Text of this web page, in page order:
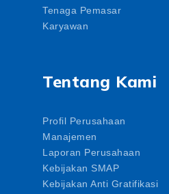
Tenaga Pemasar
Karyawan
Tentang Kami
Profil Perusahaan
Manajemen
Laporan Perusahaan
Kebijakan SMAP
Kebijakan Anti Gratifikasi